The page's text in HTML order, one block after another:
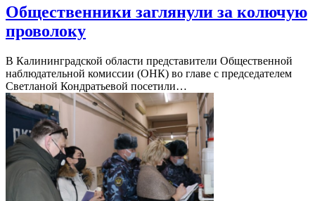
Общественники заглянули за колючую
проволоку
В Калининградской области представители Общественной
наблюдательной комиссии (ОНК) во главе с председателем
Светланой Кондратьевой посетили…